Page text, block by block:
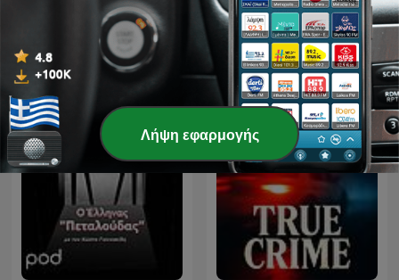
Mørkeland CRIMES • Histoires Vraies
Λήψη εφαρμογής